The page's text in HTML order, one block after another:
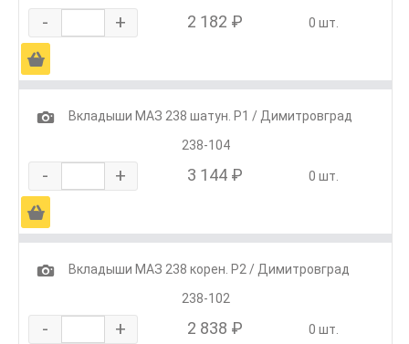
- + 2 182 ₽ 0 шт.
Ä
1
Вкладыши МАЗ 238 шатун. Р1 / Димитровград
238-104
- + 3 144 ₽ 0 шт.
Ä
1
Вкладыши МАЗ 238 корен. Р2 / Димитровград
238-102
- + 2 838 ₽ 0 шт.